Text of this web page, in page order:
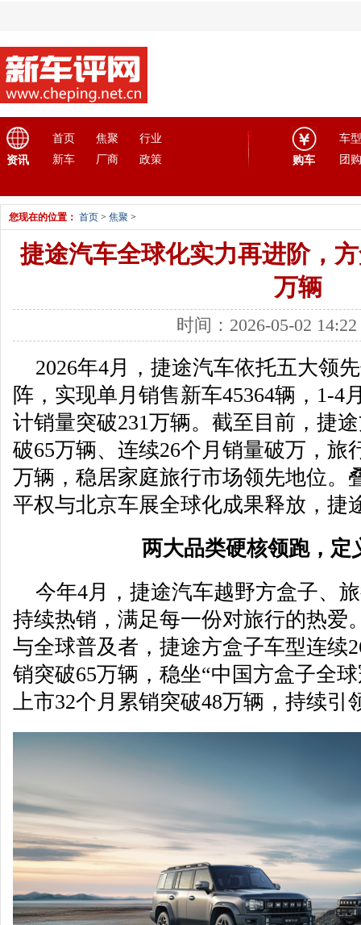
资讯
首页 焦聚
行业
新车
厂商 政策 购车
车型
团购
您现在的位置： 首页 > 焦聚 >
捷途汽车全球化实力再进阶，
万辆
时间：2026-05-02
2026年4月，捷途汽车依托五大领
阵，实现单月销售新车45364辆，1-4
计销量突破231万辆。截至目前，捷
破65万辆、连续26个月销量破万，旅
万辆，稳居家庭旅行市场领先地位。
平权与北京车展全球化成果释放，捷
两大品类硬核领跑，定
今年4月，捷途汽车越野方盒子、
持续热销，满足每一份对旅行的热爱
与全球普及者，捷途方盒子车型连续
销突破65万辆，稳坐“中国方盒子全
上市32个月累销突破48万辆，持续引